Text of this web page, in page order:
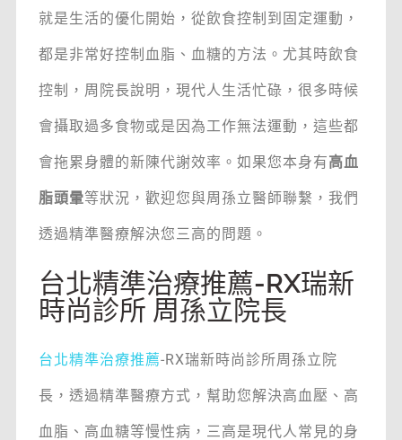
就是生活的優化開始，從飲食控制到固定運動，
都是非常好控制血脂、血糖的方法。尤其時飲食
控制，周院長說明，現代人生活忙碌，很多時候
會攝取過多食物或是因為工作無法運動，這些都
會拖累身體的新陳代謝效率。如果您本身有高血
脂頭暈等狀況，歡迎您與周孫立醫師聯繫，我們
透過精準醫療解決您三高的問題。
台北精準治療推薦-RX瑞新
時尚診所 周孫立院長
台北精準治療推薦-RX瑞新時尚診所周孫立院
長，透過精準醫療方式，幫助您解決高血壓、高
血脂、高血糖等慢性病，三高是現代人常見的身